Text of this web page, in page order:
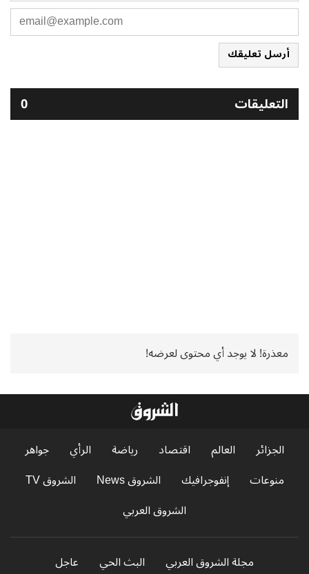
أرسل تعليقك
التعليقات 0
معذرة! لا يوجد أي محتوى لعرضه!
الجزائر العالم اقتصاد رياضة الرأي
جواهر
منوعات
إنفوجرافيك الشروق News
الشروق TV
الشروق العربي
مجلة الشروق العربي البث الحي عاجل